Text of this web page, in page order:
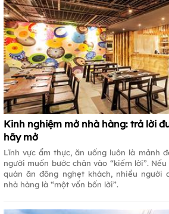
Kinh nghiệm mở nhà hàng: trả lời
hãy mở
Lĩnh vực ẩm thực, ăn uống luôn là mảnh
người muốn bước chân vào “kiếm lời”.
quán ăn đông nghẹt khách, nhiều người
nhà hàng là “một vốn bốn lời”.